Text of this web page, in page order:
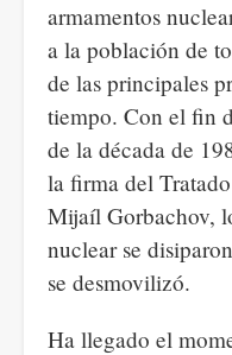
armamentos
a la población de
de las principales
tiempo. Con el fin
de la década de
la firma del
Mijaíl Gorbachov,
nuclear se
se desmovilizó.
Ha llegado el